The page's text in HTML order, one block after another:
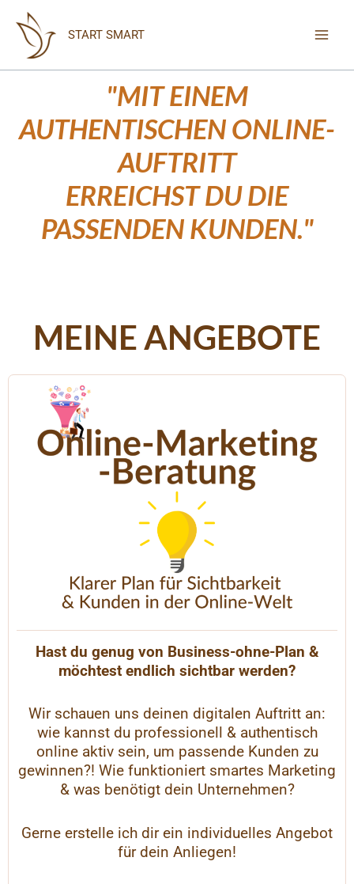
Inhalt
springen
START SMART
"MIT EINEM
AUTHENTISCHEN ONLINE-
AUFTRITT
ERREICHST DU DIE
PASSENDEN KUNDEN."
MEINE ANGEBOTE
Hast du genug von Business-ohne-Plan &
möchtest endlich sichtbar werden?
Wir schauen uns deinen digitalen Auftritt an:
wie kannst du professionell & authentisch
online aktiv sein, um passende Kunden zu
gewinnen?! Wie funktioniert smartes Marketing
& was benötigt dein Unternehmen?
Gerne erstelle ich dir ein individuelles Angebot
für dein Anliegen!